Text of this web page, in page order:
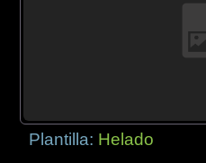
Plantilla: Helado